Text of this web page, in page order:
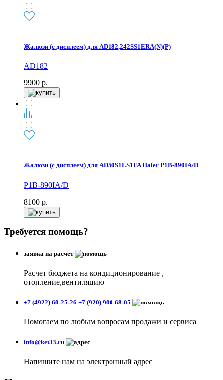
Жалюзи (с дисплеем) для AD182,242SS1ERA(N)(P)
AD182
9900 р.
Жалюзи (с дисплеем) для AD50S1LS1FA Haier P1B-890IA/D
P1B-890IA/D
8100 р.
Требуется помощь?
заявка на расчет
Расчет бюджета на кондиционирование ,
отопление,вентиляцию
+7 (4922) 60-25-26 +7 (920) 900-68-05
Помогаем по любым вопросам продажи и сервиса
info@ket33.ru
Напишите нам на электронный адрес